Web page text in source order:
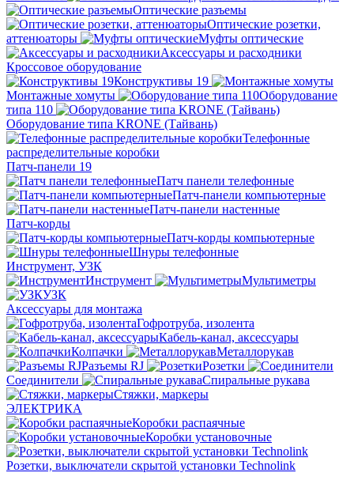
Оптические разъемы
Оптические розетки,
аттенюаторы
Муфты оптические
Аксессуары и расходники
Кроссовое оборудование
Конструктивы 19
Монтажные хомуты
Оборудование
типа 110
Оборудование типа KRONE (Тайвань)
Телефонные
распределительные коробки
Патч-панели 19
Патч панели телефонные
Патч-панели компьютерные
Патч-панели настенные
Патч-корды
Патч-корды компьютерные
Шнуры телефонные
Инструмент, УЗК
Инструмент
Мультиметры
УЗК
Аксессуары для монтажа
Гофротруба, изолента
Кабель-канал, аксессуары
Колпачки
Металлорукав
Разъемы RJ
Розетки
Соединители
Спиральные рукава
Стяжки, маркеры
ЭЛЕКТРИКА
Коробки распаячные
Коробки установочные
Розетки, выключатели скрытой установки Technolink